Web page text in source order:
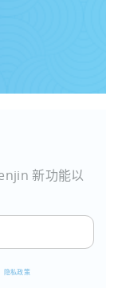
新功能以
隐私政策